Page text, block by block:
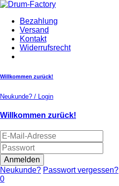
Bezahlung
Versand
Kontakt
Widerrufsrecht
Willkommen zurück!
Neukunde? / Login
Willkommen zurück!
Anmelden
Neukunde? Passwort vergessen?
0